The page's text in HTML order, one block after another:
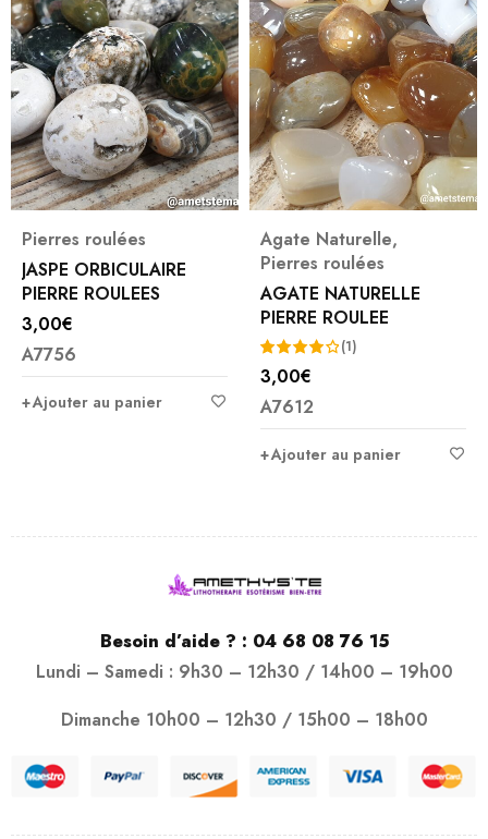
Pierres roulées
JASPE ORBICULAIRE
PIERRE ROULEES
3,00€
A7756
Ajouter au panier
Agate Naturelle,
Pierres roulées
AGATE NATURELLE
PIERRE ROULEE
Note
4.00
sur 5
(1)
3,00€
A7612
Ajouter au panier
Besoin d’aide ? : 04 68 08 76 15
Lundi – Samedi : 9h30 – 12h30 / 14h00 – 19h00
Dimanche 10h00 – 12h30 / 15h00 – 18h00